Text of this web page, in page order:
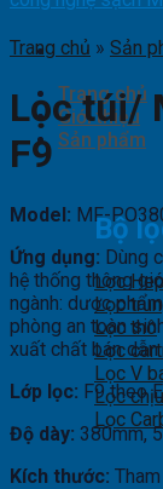
Trang chủ
Giới thiệu
Sản phẩm
Bộ
Lọc
Lọc
Lọc thô
Lọc
Lọc V
Lọc
Lọc
Trang chủ » Sản
Lọc túi/
F9
Model: MF-
Ứng dụng: Dùng
hệ thống thông
ngành: dược
phòng an toàn
xuất chất bán dẫn
Lớp lọc: F9 theo
Độ dày: 380mm,
Kích thước: